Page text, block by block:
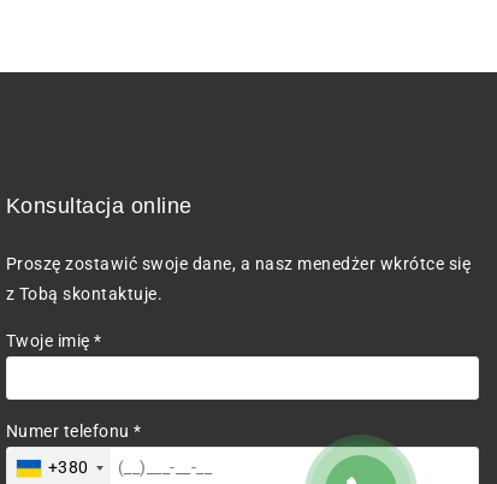
Konsultacja online
Proszę zostawić swoje dane, a nasz menedżer wkrótce się
z Tobą skontaktuje.
Twoje imię *
Numer telefonu *
+380